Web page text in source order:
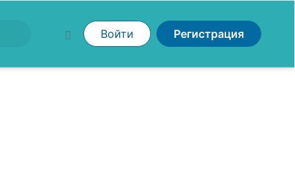
Войти Регистрация